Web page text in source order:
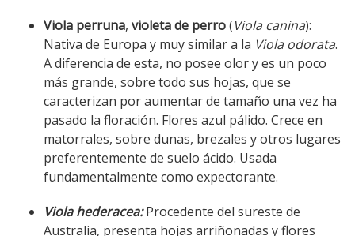
Viola perruna, violeta de perro(Viola canina):
Nativa de Europa y muy similar a la Viola odorata.
A diferencia de esta, no posee olor y es un poco
más grande, sobre todo sus hojas, que se
caracterizan por aumentar de tamaño una vez ha
pasado la floración. Flores azul pálido. Crece en
matorrales, sobre dunas, brezales y otros lugares
preferentemente de suelo ácido. Usada
fundamentalmente como expectorante.
Viola hederacea:Procedente del sureste de
Australia, presenta hojas arriñonadas y flores